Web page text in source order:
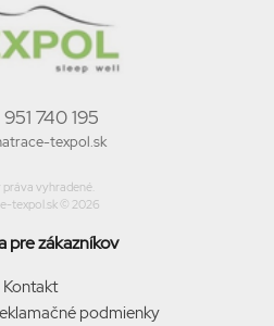
951 740 195
texpol.sk
práva vyhradené.
texpol.sk © 2026
pre zákazníkov
Kontakt
podmienky